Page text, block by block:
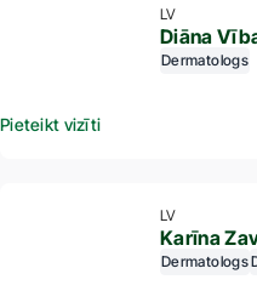
LV
Diāna
Dermatologs
Pieteikt vizīti
LV
Karīna
Dermatologs